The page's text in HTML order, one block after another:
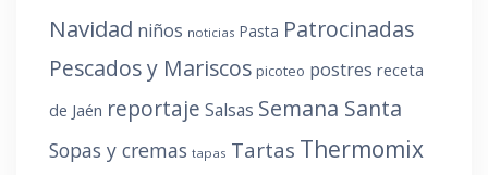
Navidad niños noticias Pasta Patrocinadas
Pescados y Mariscos picoteo postres receta
de Jaén reportaje Salsas Semana Santa
Sopas y cremas tapas Tartas Thermomix